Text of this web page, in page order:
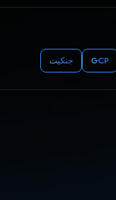
GCP جنکیت